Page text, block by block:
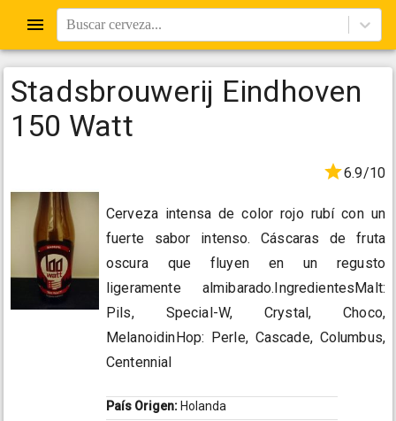
Buscar cerveza...
Stadsbrouwerij Eindhoven
150 Watt
6.9/10
Cerveza intensa de color rojo rubí con un
fuerte sabor intenso. Cáscaras de fruta
oscura que fluyen en un regusto
ligeramente almibarado.IngredientesMalt:
Pils, Special-W, Crystal, Choco,
MelanoidinHop: Perle, Cascade, Columbus,
Centennial
País Origen: Holanda